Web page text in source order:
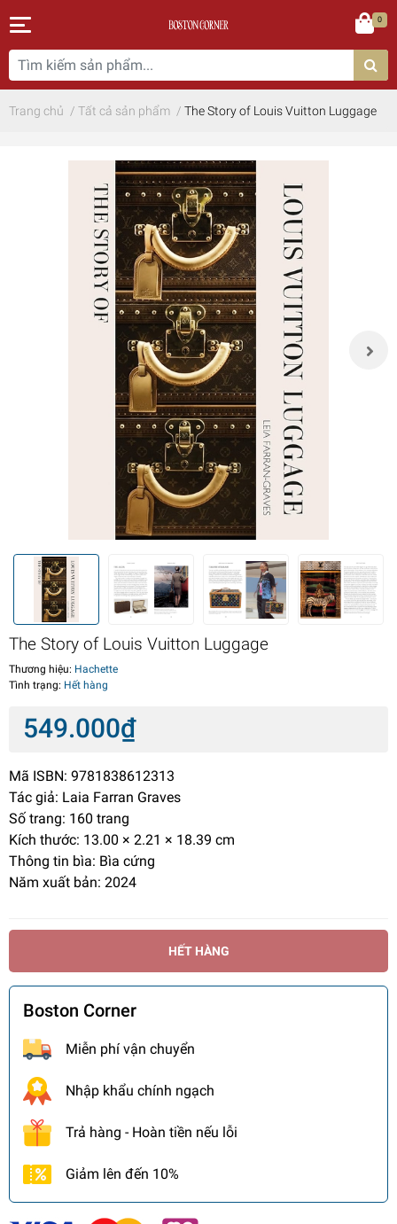
0
Trang chủ / Tất cả sản phẩm / The Story of Louis Vuitton Luggage
The Story of Louis Vuitton Luggage
Thương hiệu: Hachette
Tình trạng: Hết hàng
549.000₫
Mã ISBN: 9781838612313
Tác giả: Laia Farran Graves
Số trang: 160 trang
Kích thước: 13.00 × 2.21 × 18.39 cm
Thông tin bìa: Bìa cứng
Năm xuất bản: 2024
HẾT HÀNG
Boston Corner
Miễn phí vận chuyển
Nhập khẩu chính ngạch
Trả hàng - Hoàn tiền nếu lỗi
Giảm lên đến 10%